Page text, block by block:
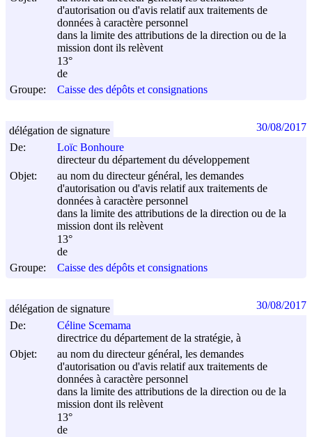
d'autorisation ou d'avis relatif aux traitements de
données à caractère personnel
dans la limite des attributions de la direction ou de la
mission dont ils relèvent
13°
de
Groupe:
Caisse des dépôts et consignations
De:
Loïc Bonhoure
directeur du département du développement
Objet:
au nom du directeur général, les demandes
d'autorisation ou d'avis relatif aux traitements de
données à caractère personnel
dans la limite des attributions de la direction ou de la
mission dont ils relèvent
13°
de
Groupe:
Caisse des dépôts et consignations
délégation de signature 30/08/2017
De:
Céline Scemama
directrice du département de la stratégie, à
Objet:
au nom du directeur général, les demandes
d'autorisation ou d'avis relatif aux traitements de
données à caractère personnel
dans la limite des attributions de la direction ou de la
mission dont ils relèvent
13°
de
délégation de signature 30/08/2017